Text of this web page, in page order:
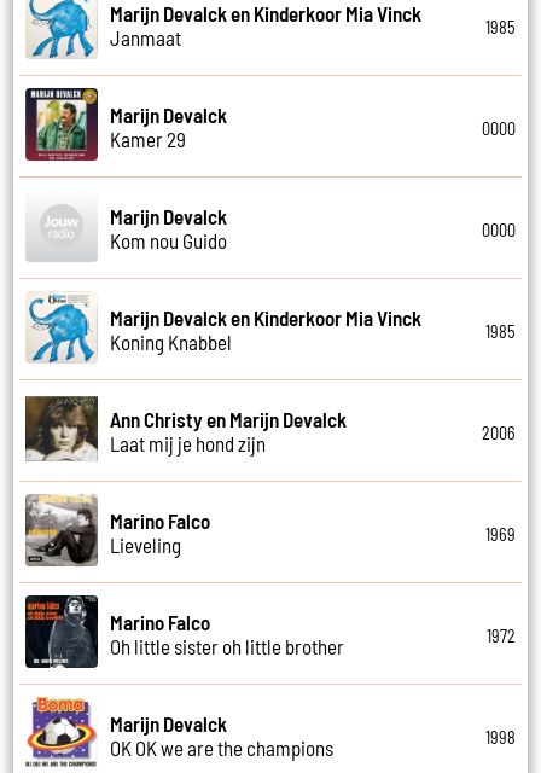
Marijn Devalck en Kinderkoor Mia Vinck
Janmaat
1985
Marijn Devalck
Kamer 29
0000
Marijn Devalck
Kom nou Guido
0000
Marijn Devalck en Kinderkoor Mia Vinck
Koning Knabbel
1985
Ann Christy en Marijn Devalck
Laat mij je hond zijn
2006
Marino Falco
Lieveling
1969
Marino Falco
Oh little sister oh little brother
1972
Marijn Devalck
OK OK we are the champions
1998